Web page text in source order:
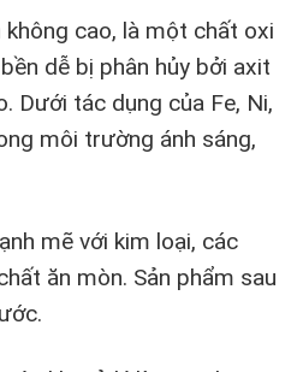
không cao, là một chất oxi
dễ bị phân hủy bởi axit
Dưới tác dụng của Fe, Ni,
môi trường ánh sáng,
mẽ với kim loại, các
ăn mòn. Sản phẩm sau